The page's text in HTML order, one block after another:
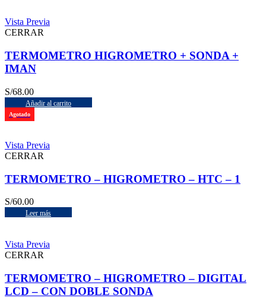
Vista Previa
CERRAR
TERMOMETRO HIGROMETRO + SONDA +
IMAN
S/68.00
Añadir al carrito
Agotado
Vista Previa
CERRAR
TERMOMETRO – HIGROMETRO – HTC – 1
S/60.00
Leer más
Vista Previa
CERRAR
TERMOMETRO – HIGROMETRO – DIGITAL
LCD – CON DOBLE SONDA